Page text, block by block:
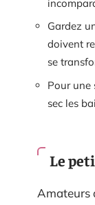
Gardez
doivent
se
Pour une
sec les
Le
Amateurs